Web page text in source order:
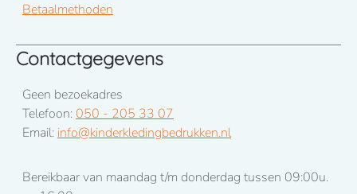
Betaalmethoden
Contactgegevens
Geen bezoekadres
Telefoon: 050 - 205 33 07
Email: info@kinderkledingbedrukken.nl
Bereikbaar van maandag t/m donderdag tussen 09:00u.